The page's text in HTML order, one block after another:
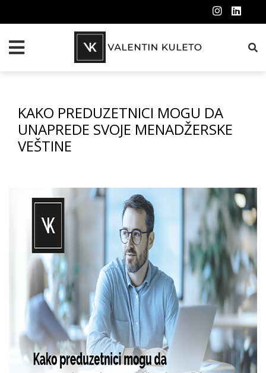
KAKO PREDUZETNICI MOGU DA
UNAPREDE SVOJE MENADŽERSKE
VEŠTINE